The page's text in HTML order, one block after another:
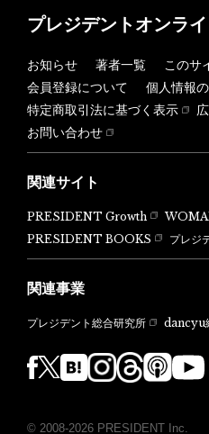
プレジデントオンラ
お知らせ 著者一覧
このサ
会員登録について
個人情報
特定商取引法に基づく表示
お問い合わせ
関連サイト
PRESIDENT Growth
PRESIDENT BOOKS
プレジ
関連事業
プレジデント総合研究所 dancyu
© 2008-2026 PRESIDENT Inc.